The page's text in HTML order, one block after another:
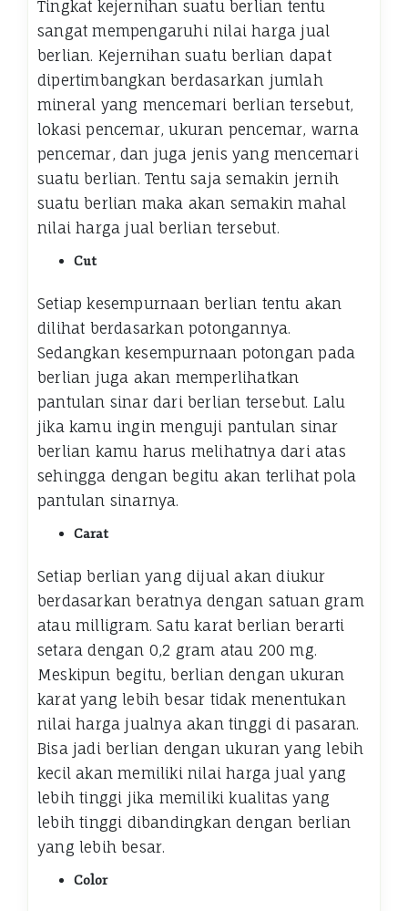
Tingkat kejernihan suatu berlian tentu
sangat mempengaruhi nilai harga jual
berlian. Kejernihan suatu berlian dapat
dipertimbangkan berdasarkan jumlah
mineral yang mencemari berlian tersebut,
lokasi pencemar, ukuran pencemar, warna
pencemar, dan juga jenis yang mencemari
suatu berlian. Tentu saja semakin jernih
suatu berlian maka akan semakin mahal
nilai harga jual berlian tersebut.
Cut
Setiap kesempurnaan berlian tentu akan
dilihat berdasarkan potongannya.
Sedangkan kesempurnaan potongan pada
berlian juga akan memperlihatkan
pantulan sinar dari berlian tersebut. Lalu
jika kamu ingin menguji pantulan sinar
berlian kamu harus melihatnya dari atas
sehingga dengan begitu akan terlihat pola
pantulan sinarnya.
Carat
Setiap berlian yang dijual akan diukur
berdasarkan beratnya dengan satuan gram
atau milligram. Satu karat berlian berarti
setara dengan 0,2 gram atau 200 mg.
Meskipun begitu, berlian dengan ukuran
karat yang lebih besar tidak menentukan
nilai harga jualnya akan tinggi di pasaran.
Bisa jadi berlian dengan ukuran yang lebih
kecil akan memiliki nilai harga jual yang
lebih tinggi jika memiliki kualitas yang
lebih tinggi dibandingkan dengan berlian
yang lebih besar.
Color